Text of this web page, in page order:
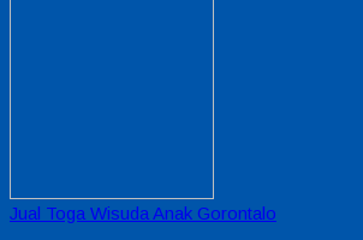
Jual Toga Wisuda Anak Gorontalo